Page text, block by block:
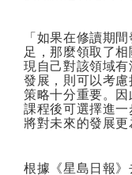
「如果在修讀期
足，那麼領取了
現自己對該領域
發展，則可以考
策略十分重要。
課程後可選擇進一
將對未來的發展更
根據《星島日報》